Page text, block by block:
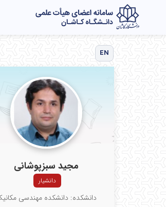
EN
مجید سبزپوشانی
دانشیار
دانشکده: دانشکده مهندسی